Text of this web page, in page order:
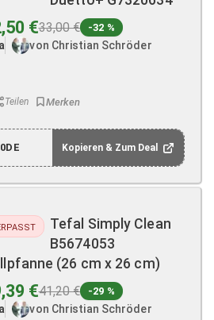
€33,00 € -32 %
von Christian Schröder
Teilen
Kopieren & Zum Deal
Tefal Simply Clean
B5674053
(26 cm x 26 cm)
€41,20 € -29 %
von Christian Schröder